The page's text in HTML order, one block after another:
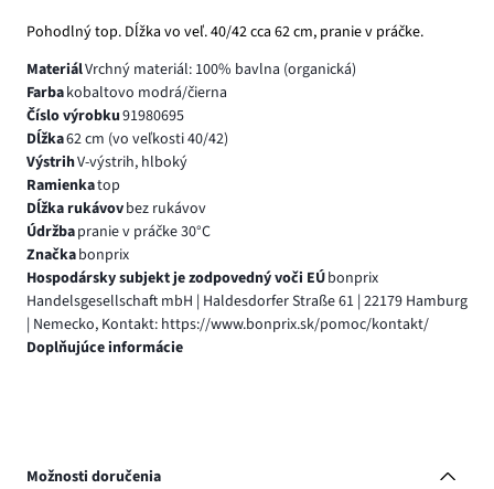
Pohodlný top. Dĺžka vo veľ. 40/42 cca 62 cm, pranie v práčke.
MateriálVrchný materiál: 100% bavlna (organická)
Farbakobaltovo modrá/čierna
Číslo výrobku91980695
Dĺžka62 cm (vo veľkosti 40/42)
VýstrihV-výstrih, hlboký
Ramienkatop
Dĺžka rukávovbez rukávov
Údržbapranie v práčke 30°C
Značkabonprix
Hospodársky subjekt je zodpovedný voči EÚbonprix
Handelsgesellschaft mbH | Haldesdorfer Straße 61 | 22179 Hamburg
| Nemecko, Kontakt: https://www.bonprix.sk/pomoc/kontakt/
Doplňujúce informácie
Možnosti doručenia